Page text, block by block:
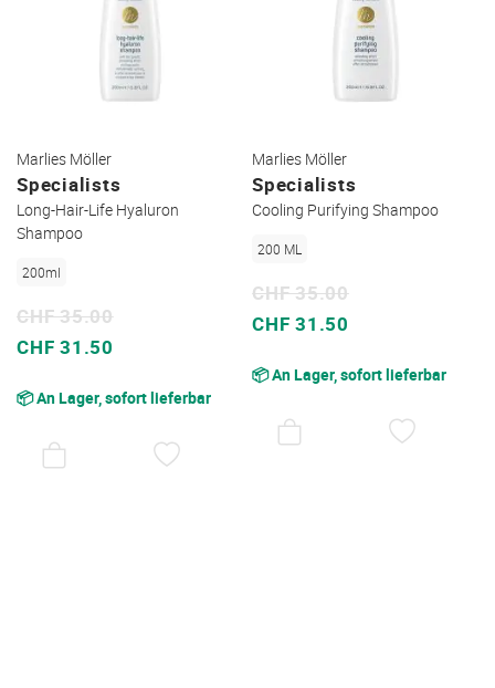
Marlies Möller
Specialists
Long-Hair-Life Hyaluron
Shampoo
200ml
Sonderpreis
CHF 31.50
CHF 35.00
📦 An Lager, sofort lieferbar
Marlies Möller
Specialists
Cooling Purifying Shampoo
200 ML
Sonderpreis
CHF 31.50
CHF 35.00
📦 An Lager, sofort lieferbar